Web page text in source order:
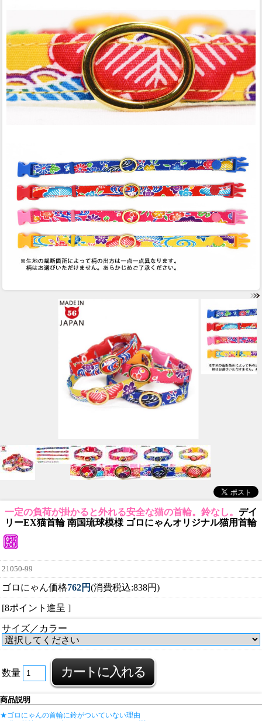
一定の負荷が掛かると外れる安全な猫の首輪。鈴なし。 デイ
リーEX猫首輪 南国琉球模様 ゴロにゃんオリジナル猫用首輪
21050-99
ゴロにゃん価格762円(消費税込:838円)
[8ポイント進呈 ]
サイズ／カラー
数量
商品説明
★ゴロにゃんの首輪に鈴がついていない理由